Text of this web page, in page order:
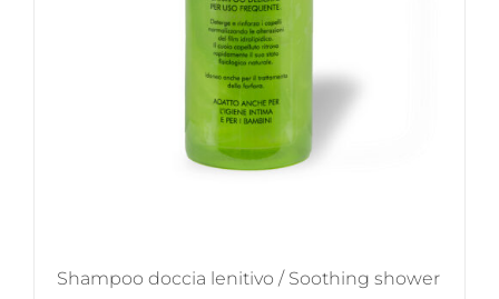
Shampoo doccia lenitivo / Soothing shower